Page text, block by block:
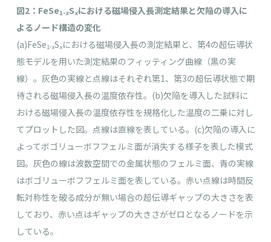
図2：FeSe1-xSxにおける磁場侵入長測定結果と欠陥の導入に
よるノード構造の変化
(a)FeSe1-xSxにおける磁場侵入長の測定結果と、第4の超伝導状
態モデルを用いた測定結果のフィッティング曲線（黒の実
線）。灰色の実線と点線はそれぞれ第1、第3の超伝導状態で期
待される磁場侵入長の温度依存性。(b)欠陥を導入した試料に
おける磁場侵入長の温度依存性を規格化した温度の二乗に対し
てプロットした図。点線は直線を表している。(c)欠陥の導入に
よってボゴリューボフフェルミ面が消失する様子を表した模式
図。灰色の線は波数空間での金属状態のフェルミ面、青の実線
はボゴリューボフフェルミ面を表している。赤い点線は時間反
転対称性を破る成分が無い場合の超伝導ギャップの大きさを表
しており、赤い点はギャップの大きさがゼロとなるノードを示
している。